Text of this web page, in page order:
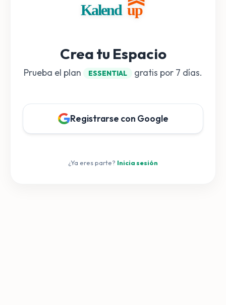
Crea tu Espacio
Prueba el plan ESSENTIAL gratis por 7 días.
Registrarse con Google
¿Ya eres parte? Inicia sesión